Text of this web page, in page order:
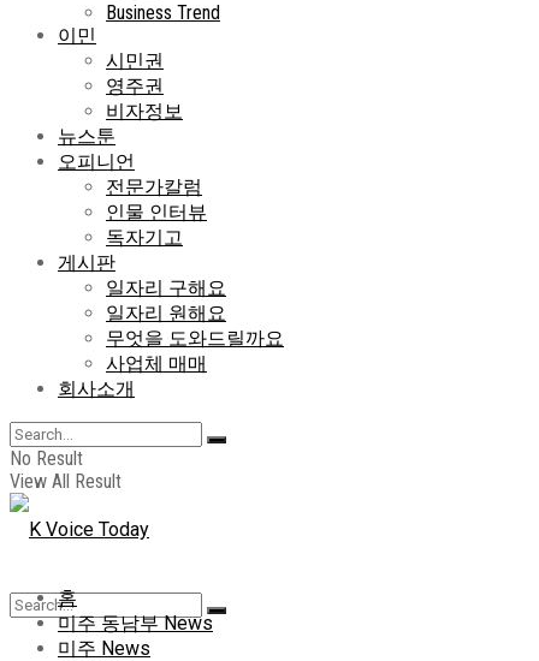
Business Trend
이민
시민권
영주권
비자정보
뉴스툰
오피니언
전문가칼럼
인물 인터뷰
독자기고
게시판
일자리 구해요
일자리 원해요
무엇을 도와드릴까요
사업체 매매
회사소개
No Result
View All Result
홈
미주 동남부 News
미주 News